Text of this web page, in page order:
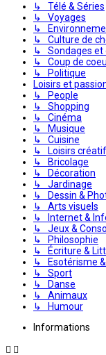
↳ Télé & Séries
↳ Voyages
↳
↳ Culture de
↳ Sondages et
↳ Coup de
↳ Politique
Loisirs et
↳ People
↳ Shopping
↳ Cinéma
↳ Musique
↳ Cuisine
↳ Loisirs
↳ Bricolage
↳ Décoration
↳ Jardinage
↳ Dessin &
↳ Arts visuels
↳ Internet &
↳ Jeux &
↳ Philosophie
↳ Écriture &
↳ Esotérisme &
↳ Sport
↳ Danse
↳ Animaux
↳ Humour
Informations